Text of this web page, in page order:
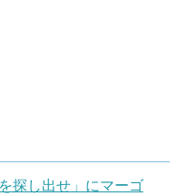
探し出せ」にマーゴ